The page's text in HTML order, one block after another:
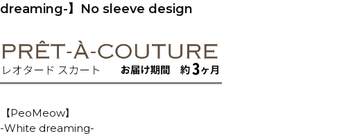
dreaming-】No sleeve design
【PeoMeow】
-White dreaming-